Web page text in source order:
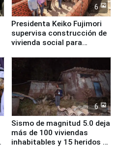
6
Presidenta Keiko Fujimori
supervisa construcción de
vivienda social para
6
Sismo de magnitud 5.0 deja
más de 100 viviendas
inhabitables y 15 heridos en